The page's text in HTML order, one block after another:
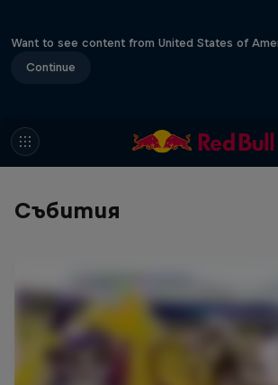
Want to see content from United States of
Continue
Събития